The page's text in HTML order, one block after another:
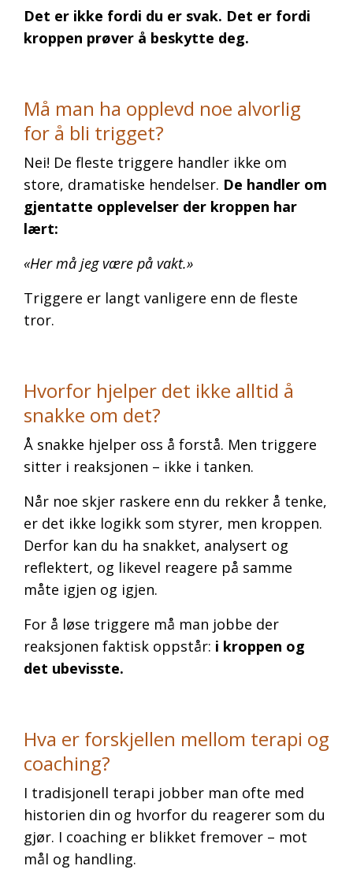
Det er ikke fordi du er svak. Det er fordi
kroppen prøver å beskytte deg.
Må man ha opplevd noe alvorlig
for å bli trigget?
Nei! De fleste triggere handler ikke om
store, dramatiske hendelser. De handler om
gjentatte opplevelser der kroppen har
lært:
«Her må jeg være på vakt.»
Triggere er langt vanligere enn de fleste
tror.
Hvorfor hjelper det ikke alltid å
snakke om det?
Å snakke hjelper oss å forstå. Men triggere
sitter i reaksjonen – ikke i tanken.
Når noe skjer raskere enn du rekker å tenke,
er det ikke logikk som styrer, men kroppen.
Derfor kan du ha snakket, analysert og
reflektert, og likevel reagere på samme
måte igjen og igjen.
For å løse triggere må man jobbe der
reaksjonen faktisk oppstår: i kroppen og
det ubevisste.
Hva er forskjellen mellom terapi og
coaching?
I tradisjonell terapi jobber man ofte med
historien din og hvorfor du reagerer som du
gjør. I coaching er blikket fremover – mot
mål og handling.